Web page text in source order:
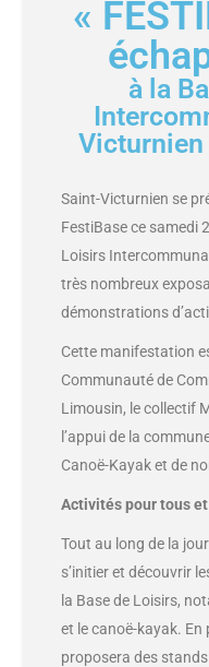
«
à la
Victurnien
Saint-Victurnien se
FestiBase ce samedi
Loisirs
très nombreux
démonstrations
Cette manifestation
Communauté de
Limousin, le collectif
l’appui de la
Canoë-Kayak et de
Activités pour tous
Tout au long de la
s’initier et découvrir
la Base de Loisirs,
et le canoë-kayak. En
proposera des